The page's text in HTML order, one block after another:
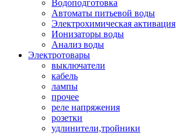
Водоподготовка
Автоматы питьевой воды
Электрохимическая активация
Ионизаторы воды
Анализ воды
Электротовары
выключатели
кабель
лампы
прочее
реле напряжения
розетки
удлинители,тройники